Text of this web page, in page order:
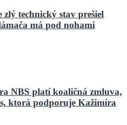
technický stav prešiel
má pod nohami
NBS platí koaličná zmluva,
ktorá podporuje Kažimíra